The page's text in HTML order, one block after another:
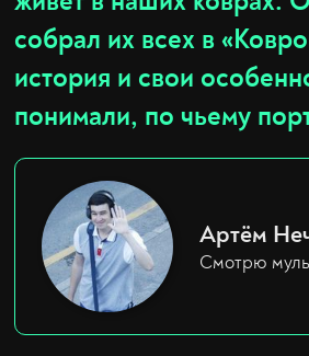
собрал их всех в
история и свои
понимали, по чьему
Артём
Смотрю